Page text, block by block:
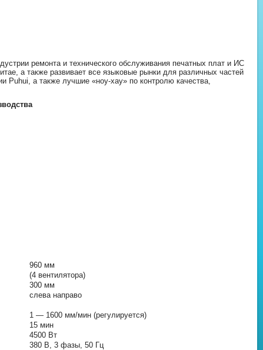
ремонта и технического обслуживания печатных плат и ИС
а также развивает все языковые рынки для различных частей
Puhui, а также лучшие «ноу-хау» по контролю качества,
960 мм
(4 вентилятора)
300 мм
слева направо
1 — 1600 мм/мин (регулируется)
15 мин
4500 Вт
380 В, 3 фазы, 50 Гц